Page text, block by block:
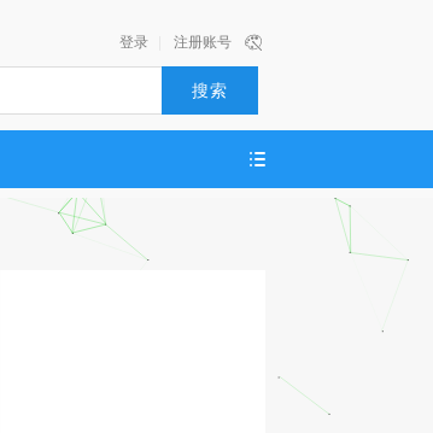
注册账号
登录
搜索